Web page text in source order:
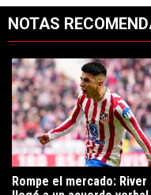
NOTAS
Un artículo de tendencia
Rompe el mercado: River